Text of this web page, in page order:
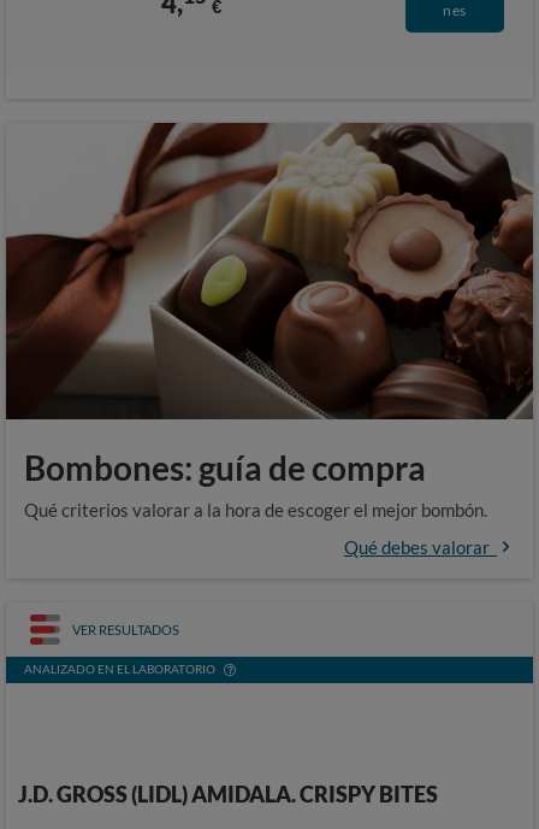
€ nes
Bombones: guía de compra
Qué criterios valorar a la hora de escoger el mejor bombón.
Qué debes valorar
VER RESULTADOS
ANALIZADO EN EL LABORATORIO
J.D. GROSS (LIDL) AMIDALA. CRISPY BITES